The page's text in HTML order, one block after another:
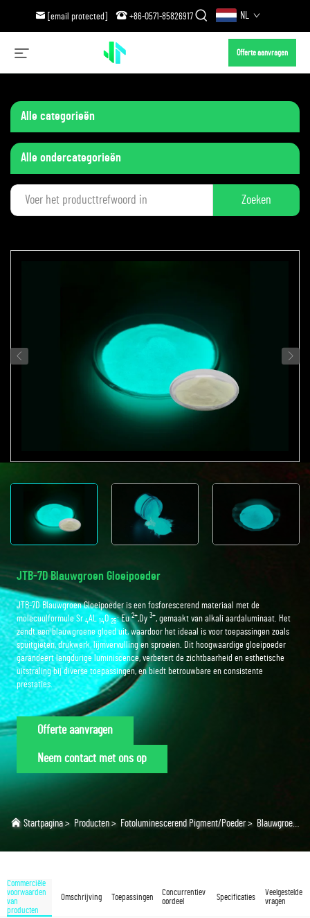
[email protected] +86-0571-85826917 NL
Offerte aanvragen
Alle categorieën
Alle ondercategorieën
Zoeken
JTB-7D Blauwgroen Gloeipoeder
JTB-7D Blauwgroen Gloeipoeder is een fosforescerend materiaal met de
molecuulformule Sr 4AL 14O25: Eu2+,Dy 3+, gemaakt van alkali aardaluminaat. Het
zendt een blauwgroene gloed uit, waardoor het ideaal is voor toepassingen zoals
spuitgieten, drukwerk, lijmvervulling en sproeien. Dit hoogwaardige gloeipoeder
garandeert langdurige luminiscence, verbetert de zichtbaarheid en esthetische
uitstraling bij diverse toepassingen, en biedt betrouwbare en consistente
prestaties.
Offerte aanvragen
Neem contact met ons op
Startpagina> Producten > Fotoluminescerend Pigment/Poeder> Blauwgroen Gloeiend Poeder
Commerciële
voorwaarden
van
producten
Omschrijving Toepassingen
Concurrentiev
oordeel
Specificaties
Veelgestelde
vragen